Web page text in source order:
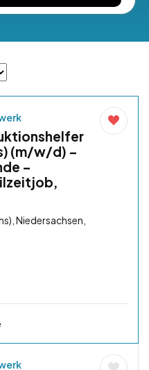
(m/w/d) –
–
Niedersachsen,